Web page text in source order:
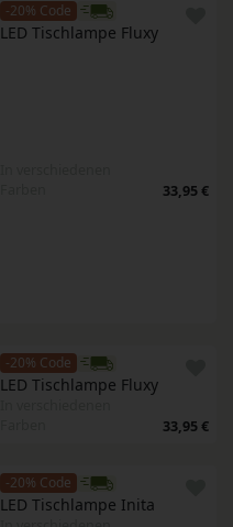
-20% Code
LED Tischlampe Fluxy
33,95 €
-20% Code
LED Tischlampe Fluxy
33,95 €
-20% Code
LED Tischlampe Inita